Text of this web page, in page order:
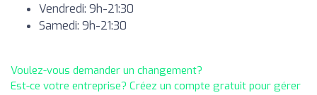
Vendredi: 9h-21:30
Samedi: 9h-21:30
Voulez-vous demander un changement?
Est-ce votre entreprise? Créez un compte gratuit pour gérer